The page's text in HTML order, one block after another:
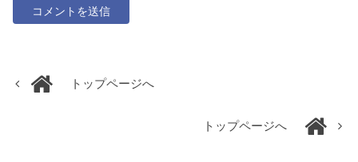
トップページへ
トップページへ